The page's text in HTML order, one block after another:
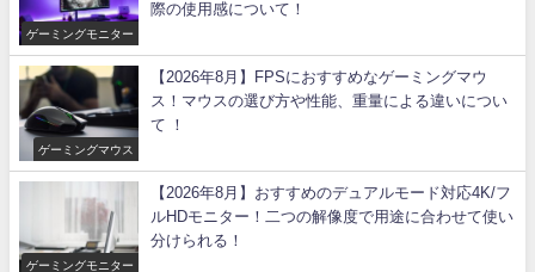
ゲーミングモニター
際の使用感について！
ゲーミングマウス
【2026年8月】FPSにおすすめなゲーミングマウ
ス！マウスの選び方や性能、重量による違いについ
て ！
ゲーミングモニター
【2026年8月】おすすめのデュアルモード対応4K/フ
ルHDモニター！二つの解像度で用途に合わせて使い
分けられる！